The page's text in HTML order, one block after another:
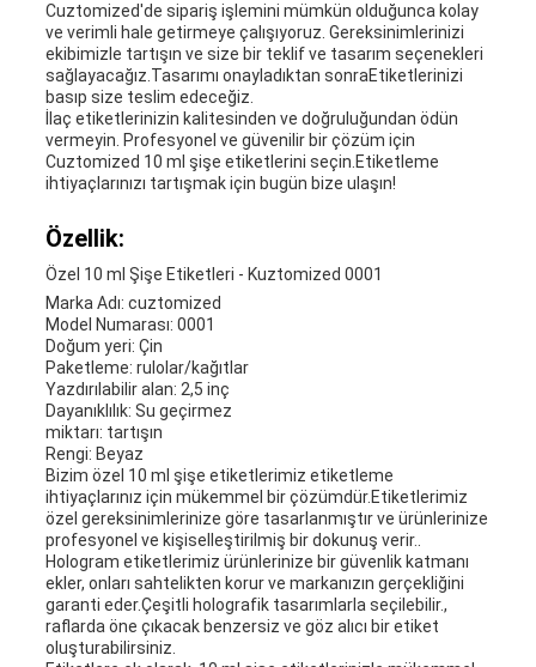
Cuztomized'de sipariş işlemini mümkün olduğunca kolay
ve verimli hale getirmeye çalışıyoruz. Gereksinimlerinizi
ekibimizle tartışın ve size bir teklif ve tasarım seçenekleri
sağlayacağız.Tasarımı onayladıktan sonraEtiketlerinizi
basıp size teslim edeceğiz.
İlaç etiketlerinizin kalitesinden ve doğruluğundan ödün
vermeyin. Profesyonel ve güvenilir bir çözüm için
Cuztomized 10 ml şişe etiketlerini seçin.Etiketleme
ihtiyaçlarınızı tartışmak için bugün bize ulaşın!
Özellik:
Özel 10 ml Şişe Etiketleri - Kuztomized 0001
Marka Adı: cuztomized
Model Numarası: 0001
Doğum yeri: Çin
Paketleme: rulolar/kağıtlar
Yazdırılabilir alan: 2,5 inç
Dayanıklılık: Su geçirmez
miktarı: tartışın
Rengi: Beyaz
Bizim özel 10 ml şişe etiketlerimiz etiketleme
ihtiyaçlarınız için mükemmel bir çözümdür.Etiketlerimiz
özel gereksinimlerinize göre tasarlanmıştır ve ürünlerinize
profesyonel ve kişiselleştirilmiş bir dokunuş verir..
Hologram etiketlerimiz ürünlerinize bir güvenlik katmanı
ekler, onları sahtelikten korur ve markanızın gerçekliğini
garanti eder.Çeşitli holografik tasarımlarla seçilebilir.,
raflarda öne çıkacak benzersiz ve göz alıcı bir etiket
oluşturabilirsiniz.